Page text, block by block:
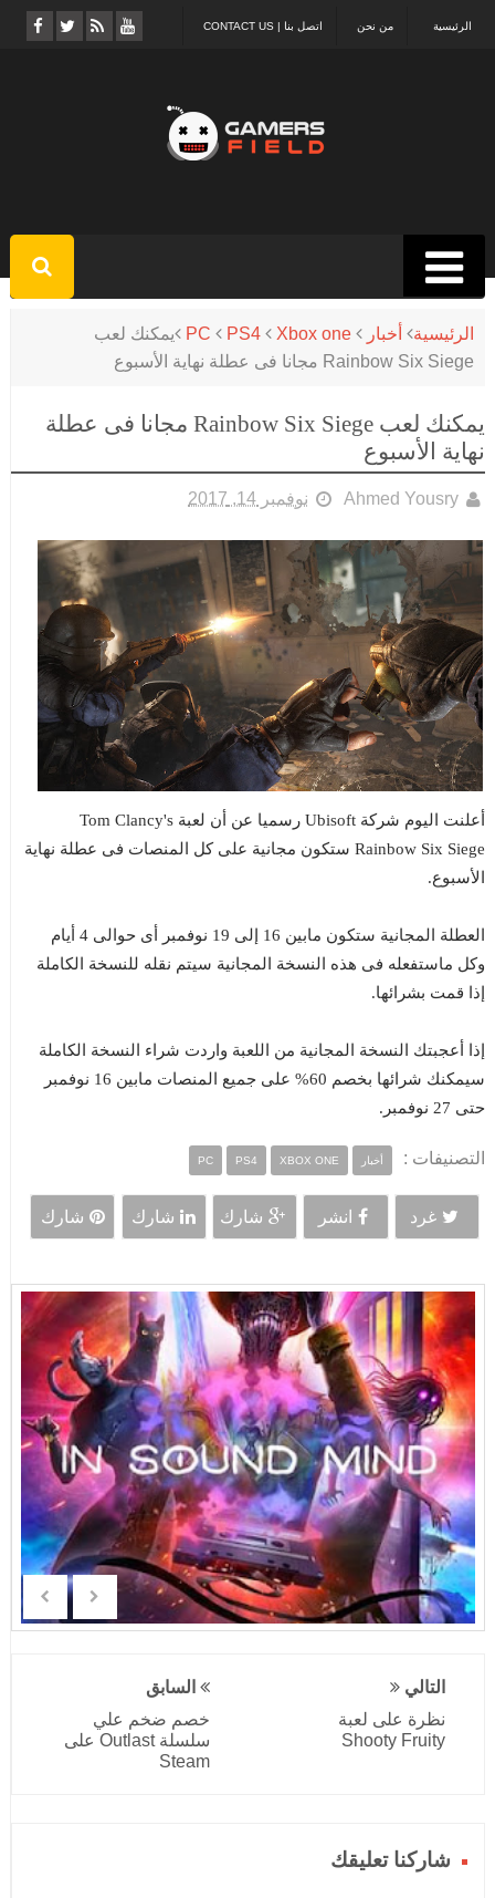
اتصل بنا | CONTACT US من نحن الرئيسية
الرئيسية أخبار PC PS4 Xbox one
يمكنك لعب
Rainbow Six Siege مجانا فى عطلة نهاية الأسبوع
يمكنك لعب Rainbow Six Siege مجانا فى عطلة
نهاية الأسبوع
Ahmed Yousry نوفمبر 14, 2017
أعلنت اليوم شركة Ubisoft رسميا عن أن لعبة Tom Clancy's
Rainbow Six Siege ستكون مجانية على كل المنصات فى عطلة نهاية
الأسبوع.
العطلة المجانية ستكون مابين 16 إلى 19 نوفمبر أى حوالى 4 أيام
وكل ماستفعله فى هذه النسخة المجانية سيتم نقله للنسخة الكاملة
إذا قمت بشرائها.
إذا أعجبتك النسخة المجانية من اللعبة واردت شراء النسخة الكاملة
سيمكنك شرائها بخصم 60% على جميع المنصات مابين 16 نوفمبر
حتى 27 نوفمبر.
التصنيفات : أخبار PC PS4 XBOX ONE
غرد انشر شارك شارك شارك
التالي
نظرة على لعبة
Shooty Fruity
السابق
خصم ضخم علي
سلسلة Outlast على
Steam
شاركنا تعليقك